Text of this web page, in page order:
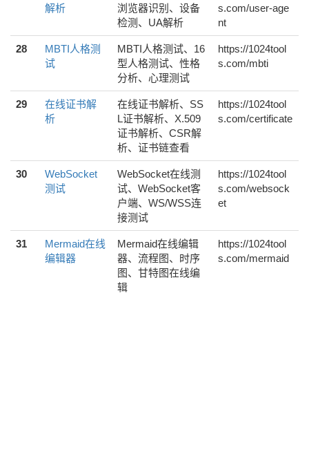
解析
浏览器识别、设备
检测、UA解析
s.com/user-age
nt
28
MBTI人格测
试
MBTI人格测试、16
型人格测试、性格
分析、心理测试
https://1024tool
s.com/mbti
29
在线证书解
析
在线证书解析、SS
L证书解析、X.509
证书解析、CSR解
析、证书链查看
https://1024tool
s.com/certificate
30
WebSocket
测试
WebSocket在线测
试、WebSocket客
户端、WS/WSS连
接测试
https://1024tool
s.com/websock
et
31
Mermaid在线
编辑器
Mermaid在线编辑
器、流程图、时序
图、甘特图在线编
辑
https://1024tool
s.com/mermaid